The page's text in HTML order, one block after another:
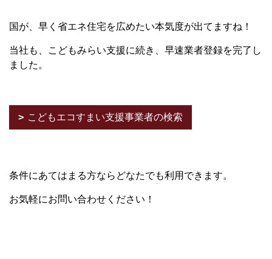
国が、早く省エネ住宅を広めたい本気度が出てますね！
当社も、こどもみらい支援に続き、早速業者登録を完了し
ました。
こどもエコすまい支援事業者の検索
条件にあてはまる方ならどなたでも利用できます。
お気軽にお問い合わせください！